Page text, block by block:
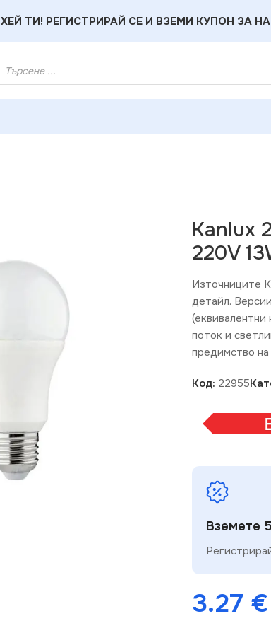
ХЕЙ ТИ! РЕГИСТРИРАЙ СЕ И ВЗЕМИ КУПОН ЗА
Kanlux
220V
Източниците
детайл.
поток и
предимство
Код: 22955
Вземете
3.27 €